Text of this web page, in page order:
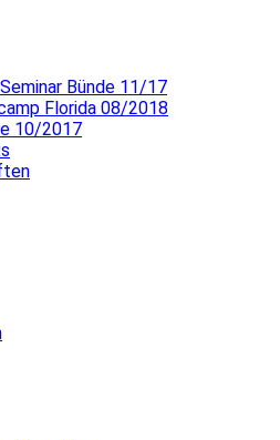
Bünde 11/17
Florida 08/2018
10/2017